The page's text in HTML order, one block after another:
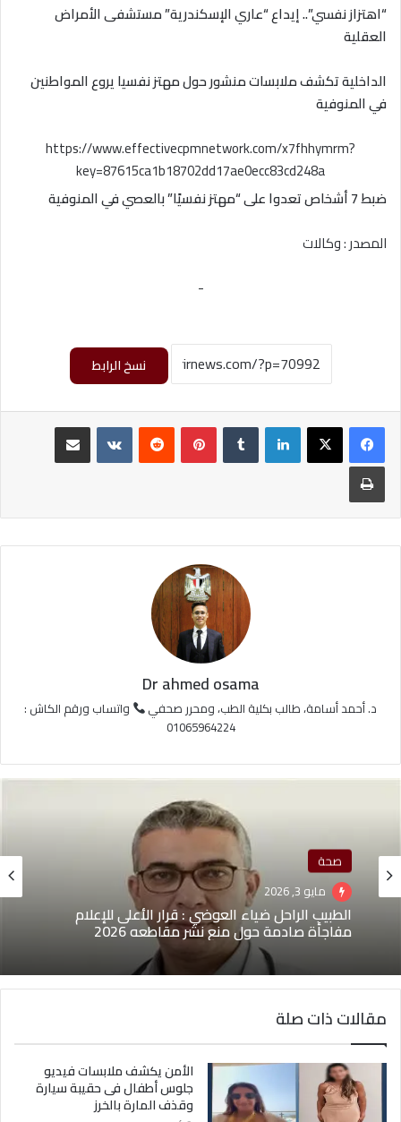
“اهتزاز نفسي”.. إيداع “عاري الإسكندرية” مستشفى الأمراض
العقلية
الداخلية تكشف ملابسات منشور حول مهتز نفسيا يروع المواطنين
في المنوفية
https://www.effectivecpmnetwork.com/x7fhhymrm?
key=87615ca1b18702dd17ae0ecc83cd248a
ضبط 7 أشخاص تعدوا على “مهتز نفسيًا” بالعصي في المنوفية
المصدر : وكالات
-
نسخ الرابط
لينكدإن بينتيريست
طباعة
Dr ahmed osama
د. أحمد أسامة، طالب بكلية الطب، ومحرر صحفي
واتساب ورقم الكاش :
01065964224
صحة
مايو 3, 2026
الطبيب الراحل ضياء العوضي : قرار الأعلى للإعلام
مفاجأة صادمة حول منع نشر مقاطعه 2026
مقالات ذات صلة
الأمن يكشف ملابسات فيديو
جلوس أطفال فى حقيبة سيارة
وقذف المارة بالخرز